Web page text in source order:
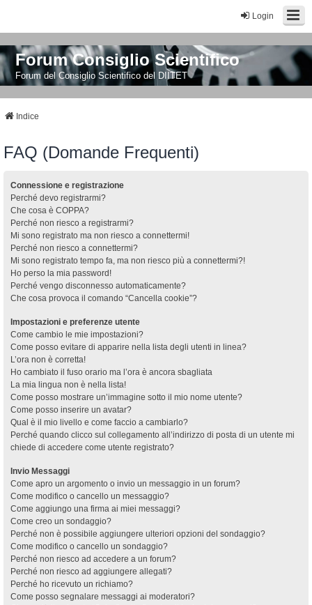
Login
Forum Consiglio Scientifico
Forum del Consiglio Scientifico del DIITET
Indice
FAQ (Domande Frequenti)
Connessione e registrazione
Perché devo registrarmi?
Che cosa è COPPA?
Perché non riesco a registrarmi?
Mi sono registrato ma non riesco a connettermi!
Perché non riesco a connettermi?
Mi sono registrato tempo fa, ma non riesco più a connettermi?!
Ho perso la mia password!
Perché vengo disconnesso automaticamente?
Che cosa provoca il comando “Cancella cookie”?
Impostazioni e preferenze utente
Come cambio le mie impostazioni?
Come posso evitare di apparire nella lista degli utenti in linea?
L’ora non è corretta!
Ho cambiato il fuso orario ma l’ora è ancora sbagliata
La mia lingua non è nella lista!
Come posso mostrare un’immagine sotto il mio nome utente?
Come posso inserire un avatar?
Qual è il mio livello e come faccio a cambiarlo?
Perché quando clicco sul collegamento all’indirizzo di posta di un utente mi
chiede di accedere come utente registrato?
Invio Messaggi
Come apro un argomento o invio un messaggio in un forum?
Come modifico o cancello un messaggio?
Come aggiungo una firma ai miei messaggi?
Come creo un sondaggio?
Perché non è possibile aggiungere ulteriori opzioni del sondaggio?
Come modifico o cancello un sondaggio?
Perché non riesco ad accedere a un forum?
Perché non riesco ad aggiungere allegati?
Perché ho ricevuto un richiamo?
Come posso segnalare messaggi ai moderatori?